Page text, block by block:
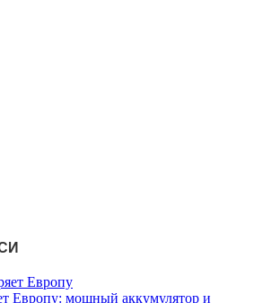
Европу: мощный аккумулятор и